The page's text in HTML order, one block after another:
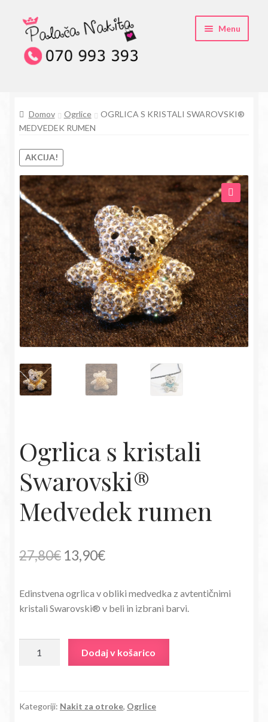
Skip
to
navigation
Skip
to
content
Menu
Pogosta vprašanja
Kontakt
Trgovina
Domov Ogrlice
OGRLICA S KRISTALI SWAROVSKI®
MEDVEDEK RUMEN
AKCIJA!
🔍
Ogrlica s kristali
Swarovski®
Medvedek rumen
27,80€ Izvirna
je
27,80€.
13,90€Trenutna
je:
Edinstvena ogrlica v obliki medvedka z avtentičnimi
kristali Swarovski® v beli in izbrani barvi.
Medvedek
Dodaj v košarico
Kategoriji: Nakit za otroke, Ogrlice